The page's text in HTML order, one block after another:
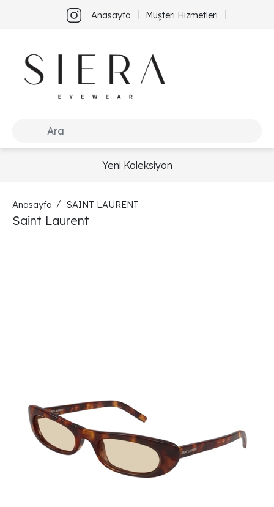
Anasayfa Müşteri Hizmetleri
Yeni Koleksiyon
Anasayfa SAINT LAURENT
Saint Laurent